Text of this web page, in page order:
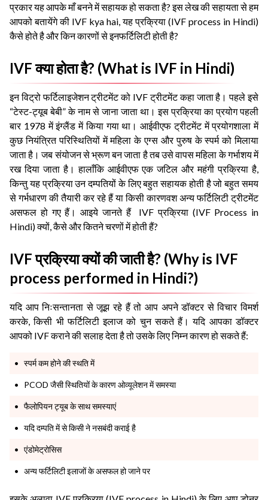
प्रकार यह आपके माँ बनने में सहायक हो सकता है? इस लेख की सहायता से हम
आपको बतायेंगे की IVF kya hai, यह प्रक्रिया (IVF process in Hindi)
कैसे होते है और किन कारणों से इनफर्टिलिटी होती है?
IVF क्या होता है? (What is IVF in Hindi)
इन विट्रो फर्टिलाइजेशन ट्रीटमेंट को IVF ट्रीटमेंट कहा जाता है। पहले इसे
“टेस्ट-ट्यूब बेबी” के नाम से जाना जाता था। इस प्रक्रिया का प्रयोग पहली
बार 1978 में इंग्लैंड में किया गया था। आईवीएफ ट्रीटमेंट में प्रयोगशाला में
कुछ नियंत्रित परिस्थितियों में महिला के एग्स और पुरुष के स्पर्म को मिलाया
जाता है। जब संयोजन से भ्रूण बन जाता है तब उसे वापस महिला के गर्भाशय में
रख दिया जाता है। हालाँकि आईवीएफ एक जटिल और महंगी प्रक्रिया है,
किन्तु यह प्रक्रिया उन दम्पतियों के लिए बहुत सहायक होती है जो बहुत समय
से गर्भधारण की तैयारी कर रहे हैं या किसी कारणवश अन्य फर्टिलिटी ट्रीटमेंट
असफल हो गए हैं। आइये जानते हैं IVF प्रक्रिया (IVF Process in
Hindi) क्यों, कैसे और कितने चरणों में होती हैं?
IVF प्रक्रिया क्यों की जाती है? (Why is IVF
process performed in Hindi?)
यदि आप निःसन्तानता से जूझ रहे हैं तो आप अपने डॉक्टर से विचार विमर्श
करके, किसी भी फर्टिलिटी इलाज को चुन सकते हैं। यदि आपका डॉक्टर
आपको IVF कराने की सलाह देता है तो उसके लिए निम्न कारण हो सकते हैं:
स्पर्म कम होने की स्थति में
PCOD जैसी स्थितियों के कारण ओव्यूलेशन में समस्या
फैलोपियन ट्यूब के साथ समस्याएं
यदि दम्पति में से किसी ने नसबंदी कराई है
एंडोमेट्रोसिस
अन्य फर्टिलिटी इलाजों के असफल हो जाने पर